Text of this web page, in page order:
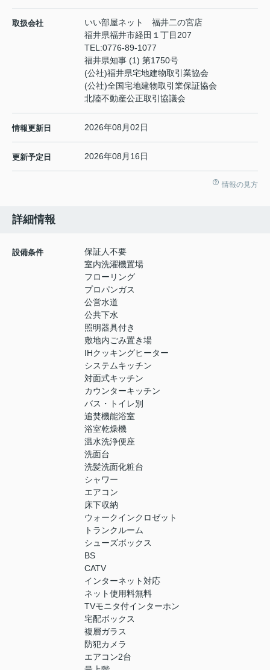
取扱会社
いい部屋ネット 福井二の宮店
福井県福井市経田１丁目207
TEL:0776-89-1077
福井県知事 (1) 第1750号
(公社)福井県宅地建物取引業協会
(公社)全国宅地建物取引業保証協会
北陸不動産公正取引協議会
情報更新日 2026年08月02日
更新予定日 2026年08月16日
情報の見方
詳細情報
設備条件
保証人不要
室内洗濯機置場
フローリング
プロパンガス
公営水道
公共下水
照明器具付き
敷地内ごみ置き場
IHクッキングヒーター
システムキッチン
対面式キッチン
カウンターキッチン
バス・トイレ別
追焚機能浴室
浴室乾燥機
温水洗浄便座
洗面台
洗髪洗面化粧台
シャワー
エアコン
床下収納
ウォークインクロゼット
トランクルーム
シューズボックス
BS
CATV
インターネット対応
ネット使用料無料
TVモニタ付インターホン
宅配ボックス
複層ガラス
防犯カメラ
エアコン2台